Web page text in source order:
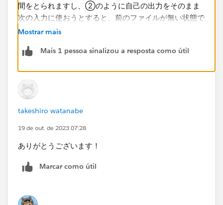
間をとられますし、②のように自己の出力をそのまま
次の入力に使おうとすると、前のファイルが無い状態で
はエラーを起こします。
「フローファイルAの処理が終わったらフローファイル
バッチ処理することができます。ただ、処理終了までの
待機時間を見ないといけないので、バッチの組み方は工
夫が必要だとは思います。公式ヘルプのリンクを下に貼
りますが、ネットで検索すると有志のブログなども出て
コマンド ラインからフロー出力ファイルを更新 -
Tableau
Add-onを導入している場合はフローの定期実行とリン
Mostrar mais
Mais 1 pessoa sinalizou a resposta como útil
takeshiro watanabe
19 de out. de 2023 07:28
ありがとうございます！
Marcar como útil